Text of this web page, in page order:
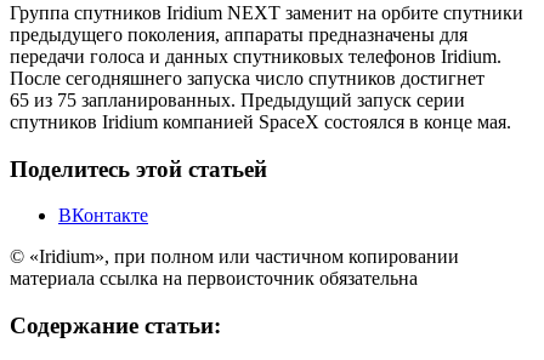
Группа спутников Iridium NEXT заменит на орбите спутники
предыдущего поколения, аппараты предназначены для
передачи голоса и данных спутниковых телефонов Iridium.
После сегодняшнего запуска число спутников достигнет
65 из 75 запланированных. Предыдущий запуск серии
спутников Iridium компанией SpaceX состоялся в конце мая.
Поделитесь этой статьей
ВКонтакте
© «Iridium», при полном или частичном копировании
материала ссылка на первоисточник обязательна
Содержание статьи: